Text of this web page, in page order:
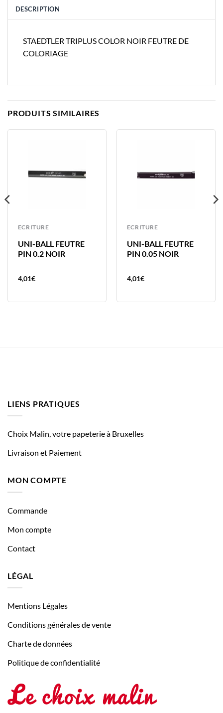
DESCRIPTION
STAEDTLER TRIPLUS COLOR NOIR FEUTRE DE
COLORIAGE
PRODUITS SIMILAIRES
ECRITURE
UNI-BALL FEUTRE
PIN 0.2 NOIR
4,01€
ECRITURE
UNI-BALL FEUTRE
PIN 0.05 NOIR
4,01€
LIENS PRATIQUES
Choix Malin, votre papeterie à Bruxelles
Livraison et Paiement
MON COMPTE
Commande
Mon compte
Contact
LÉGAL
Mentions Légales
Conditions générales de vente
Charte de données
Politique de confidentialité